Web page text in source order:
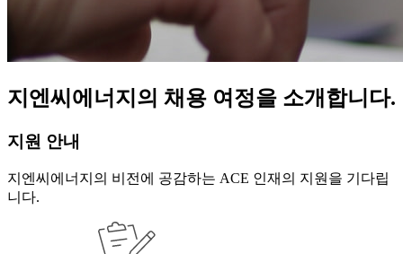
지엔씨에너지의 채용 여정을 소개합니다.
지원 안내
지엔씨에너지의 비전에 공감하는 ACE 인재의 지원을 기다립
니다.